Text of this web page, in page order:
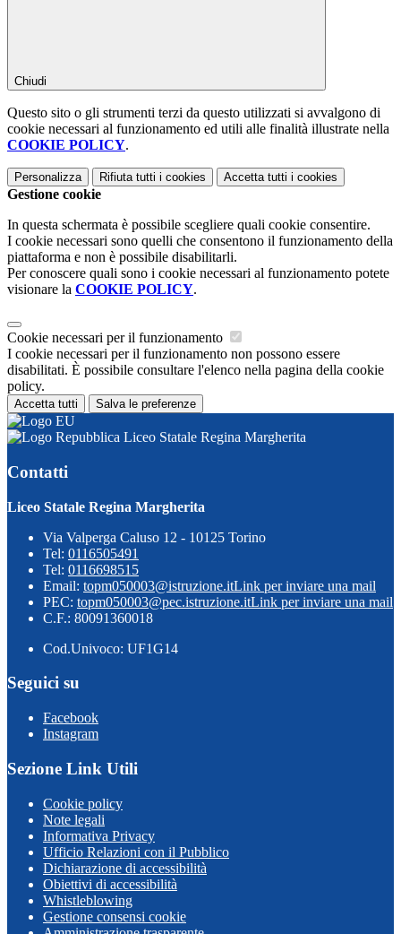
Chiudi
Questo sito o gli strumenti terzi da questo utilizzati si avvalgono di
cookie necessari al funzionamento ed utili alle finalità illustrate nella
COOKIE POLICY.
Personalizza Rifiuta tutti i cookies Accetta tutti i cookies
Gestione cookie
In questa schermata è possibile scegliere quali cookie consentire.
I cookie necessari sono quelli che consentono il funzionamento della
piattaforma e non è possibile disabilitarli.
Per conoscere quali sono i cookie necessari al funzionamento potete
visionare la COOKIE POLICY.
Cookie necessari per il funzionamento
I cookie necessari per il funzionamento non possono essere
disabilitati. È possibile consultare l'elenco nella pagina della cookie
policy.
Accetta tutti Salva le preferenze
Liceo Statale Regina Margherita
Contatti
Liceo Statale Regina Margherita
Via Valperga Caluso 12 - 10125 Torino
Tel: 0116505491
Tel: 0116698515
Email: topm050003@istruzione.itLink per inviare una mail
PEC: topm050003@pec.istruzione.itLink per inviare una mail
C.F.: 80091360018
Cod.Univoco: UF1G14
Seguici su
Facebook
Instagram
Sezione Link Utili
Cookie policy
Note legali
Informativa Privacy
Ufficio Relazioni con il Pubblico
Dichiarazione di accessibilità
Obiettivi di accessibilità
Whistleblowing
Gestione consensi cookie